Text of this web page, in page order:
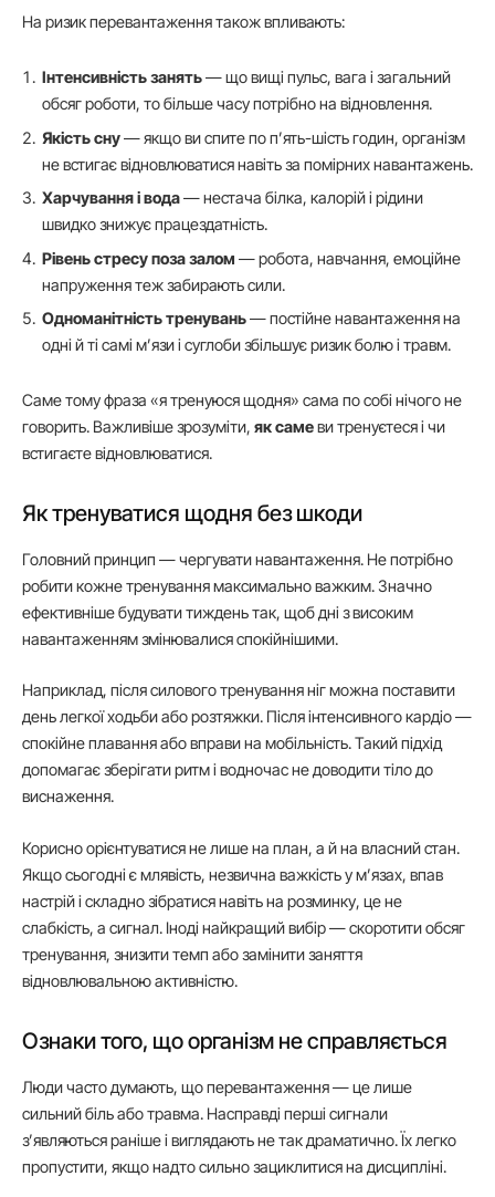
На ризик перевантаження також впливають:
Інтенсивність занять— що вищі пульс, вага і загальний
обсяг роботи, то більше часу потрібно на відновлення.
Якість сну— якщо ви спите по п’ять-шість годин, організм
не встигає відновлюватися навіть за помірних навантажень.
Харчування і вода— нестача білка, калорій і рідини
швидко знижує працездатність.
Рівень стресу поза залом — робота, навчання, емоційне
напруження теж забирають сили.
Одноманітність тренувань— постійне навантаження на
одні й ті самі м’язи і суглоби збільшує ризик болю і травм.
Саме тому фраза «я тренуюся щодня» сама по собі нічого не
говорить. Важливіше зрозуміти, як самеви тренуєтеся і чи
встигаєте відновлюватися.
Як тренуватися щодня без шкоди
Головний принцип — чергувати навантаження. Не потрібно
робити кожне тренування максимально важким. Значно
ефективніше будувати тиждень так, щоб дні з високим
навантаженням змінювалися спокійнішими.
Наприклад, після силового тренування ніг можна поставити
день легкої ходьби або розтяжки. Після інтенсивного кардіо —
спокійне плавання або вправи на мобільність. Такий підхід
допомагає зберігати ритм і водночас не доводити тіло до
виснаження.
Корисно орієнтуватися не лише на план, а й на власний стан.
Якщо сьогодні є млявість, незвична важкість у м’язах, впав
настрій і складно зібратися навіть на розминку, це не
слабкість, а сигнал. Іноді найкращий вибір — скоротити обсяг
тренування, знизити темп або замінити заняття
відновлювальною активністю.
Ознаки того, що організм не справляється
Люди часто думають, що перевантаження — це лише
сильний біль або травма. Насправді перші сигнали
з’являються раніше і виглядають не так драматично. Їх легко
пропустити, якщо надто сильно зациклитися на дисципліні.